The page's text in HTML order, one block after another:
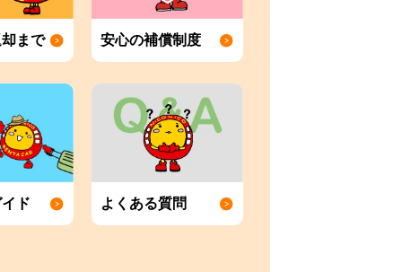
まで 安心の補償制度
ド よくある質問